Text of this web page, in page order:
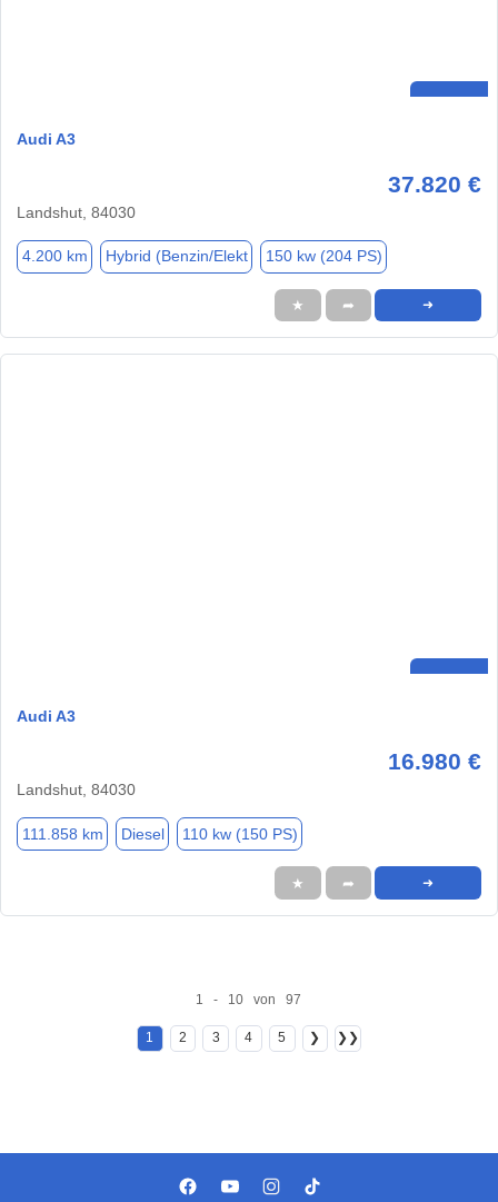
Audi A3
37.820 €
Landshut, 84030
4.200 km Hybrid (Benzin/Elekt 150 kw (204 PS)
★ ➦ ➜
Audi A3
16.980 €
Landshut, 84030
111.858 km Diesel 110 kw (150 PS)
★ ➦ ➜
1 - 10 von 97
1 2 3 4 5 ❯ ❯❯